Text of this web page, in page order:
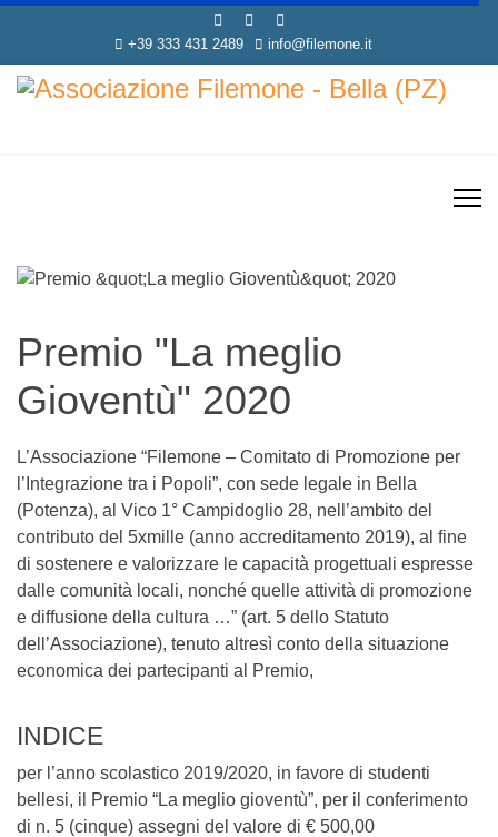
+39 333 431 2489 info@filemone.it
Premio "La meglio
Gioventù" 2020
L’Associazione “Filemone – Comitato di Promozione per
l’Integrazione tra i Popoli”, con sede legale in Bella
(Potenza), al Vico 1° Campidoglio 28, nell’ambito del
contributo del 5xmille (anno accreditamento 2019), al fine
di sostenere e valorizzare le capacità progettuali espresse
dalle comunità locali, nonché quelle attività di promozione
e diffusione della cultura …” (art. 5 dello Statuto
dell’Associazione), tenuto altresì conto della situazione
economica dei partecipanti al Premio,
INDICE
per l’anno scolastico 2019/2020, in favore di studenti
bellesi, il Premio “La meglio gioventù”, per il conferimento
di n. 5 (cinque) assegni del valore di € 500,00